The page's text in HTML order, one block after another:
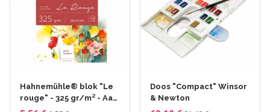
Hahnemühle® blok "Le
rouge" - 325 gr/m² - Aan
4 zijden verlijmd - Fijne
Doos "Compact" Winsor
& Newton